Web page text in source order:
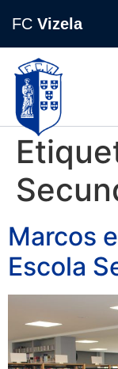
FC Vizela
Marcos
Escola